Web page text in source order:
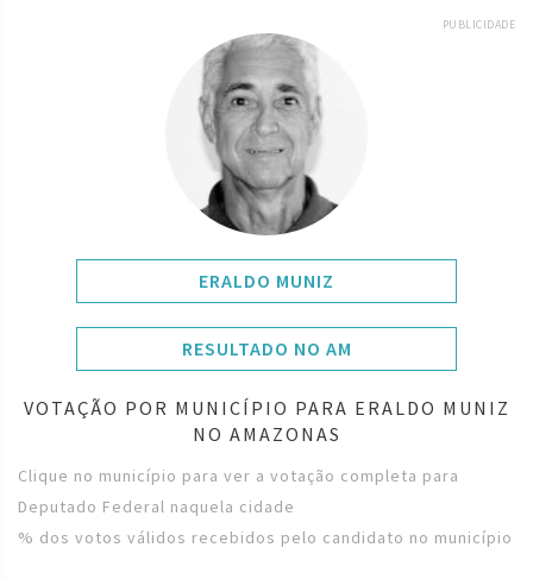
PUBLICIDADE
ERALDO MUNIZ
RESULTADO NO AM
VOTAÇÃO POR MUNICÍPIO PARA ERALDO MUNIZ
NO AMAZONAS
Clique no município para ver a votação completa para
Deputado Federal naquela cidade
% dos votos válidos recebidos pelo candidato no município